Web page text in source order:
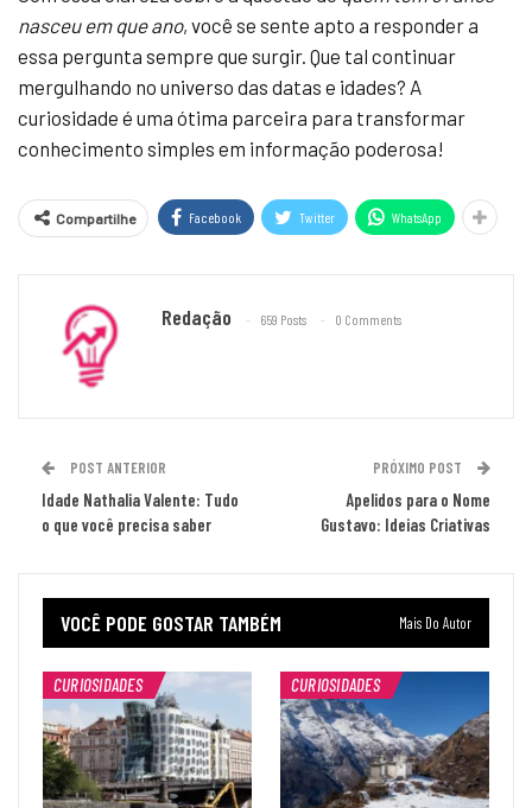
nasceu em que ano, você se sente apto a responder a
essa pergunta sempre que surgir. Que tal continuar
mergulhando no universo das datas e idades? A
curiosidade é uma ótima parceira para transformar
conhecimento simples em informação poderosa!
Compartilhe Facebook Twitter WhatsApp
Redação 659 Posts 0 Comments
POST ANTERIOR
Idade Nathalia Valente: Tudo
o que você precisa saber
PRÓXIMO POST
Apelidos para o Nome
Gustavo: Ideias Criativas
VOCÊ PODE GOSTAR TAMBÉM Mais Do Autor
CURIOSIDADES CURIOSIDADES